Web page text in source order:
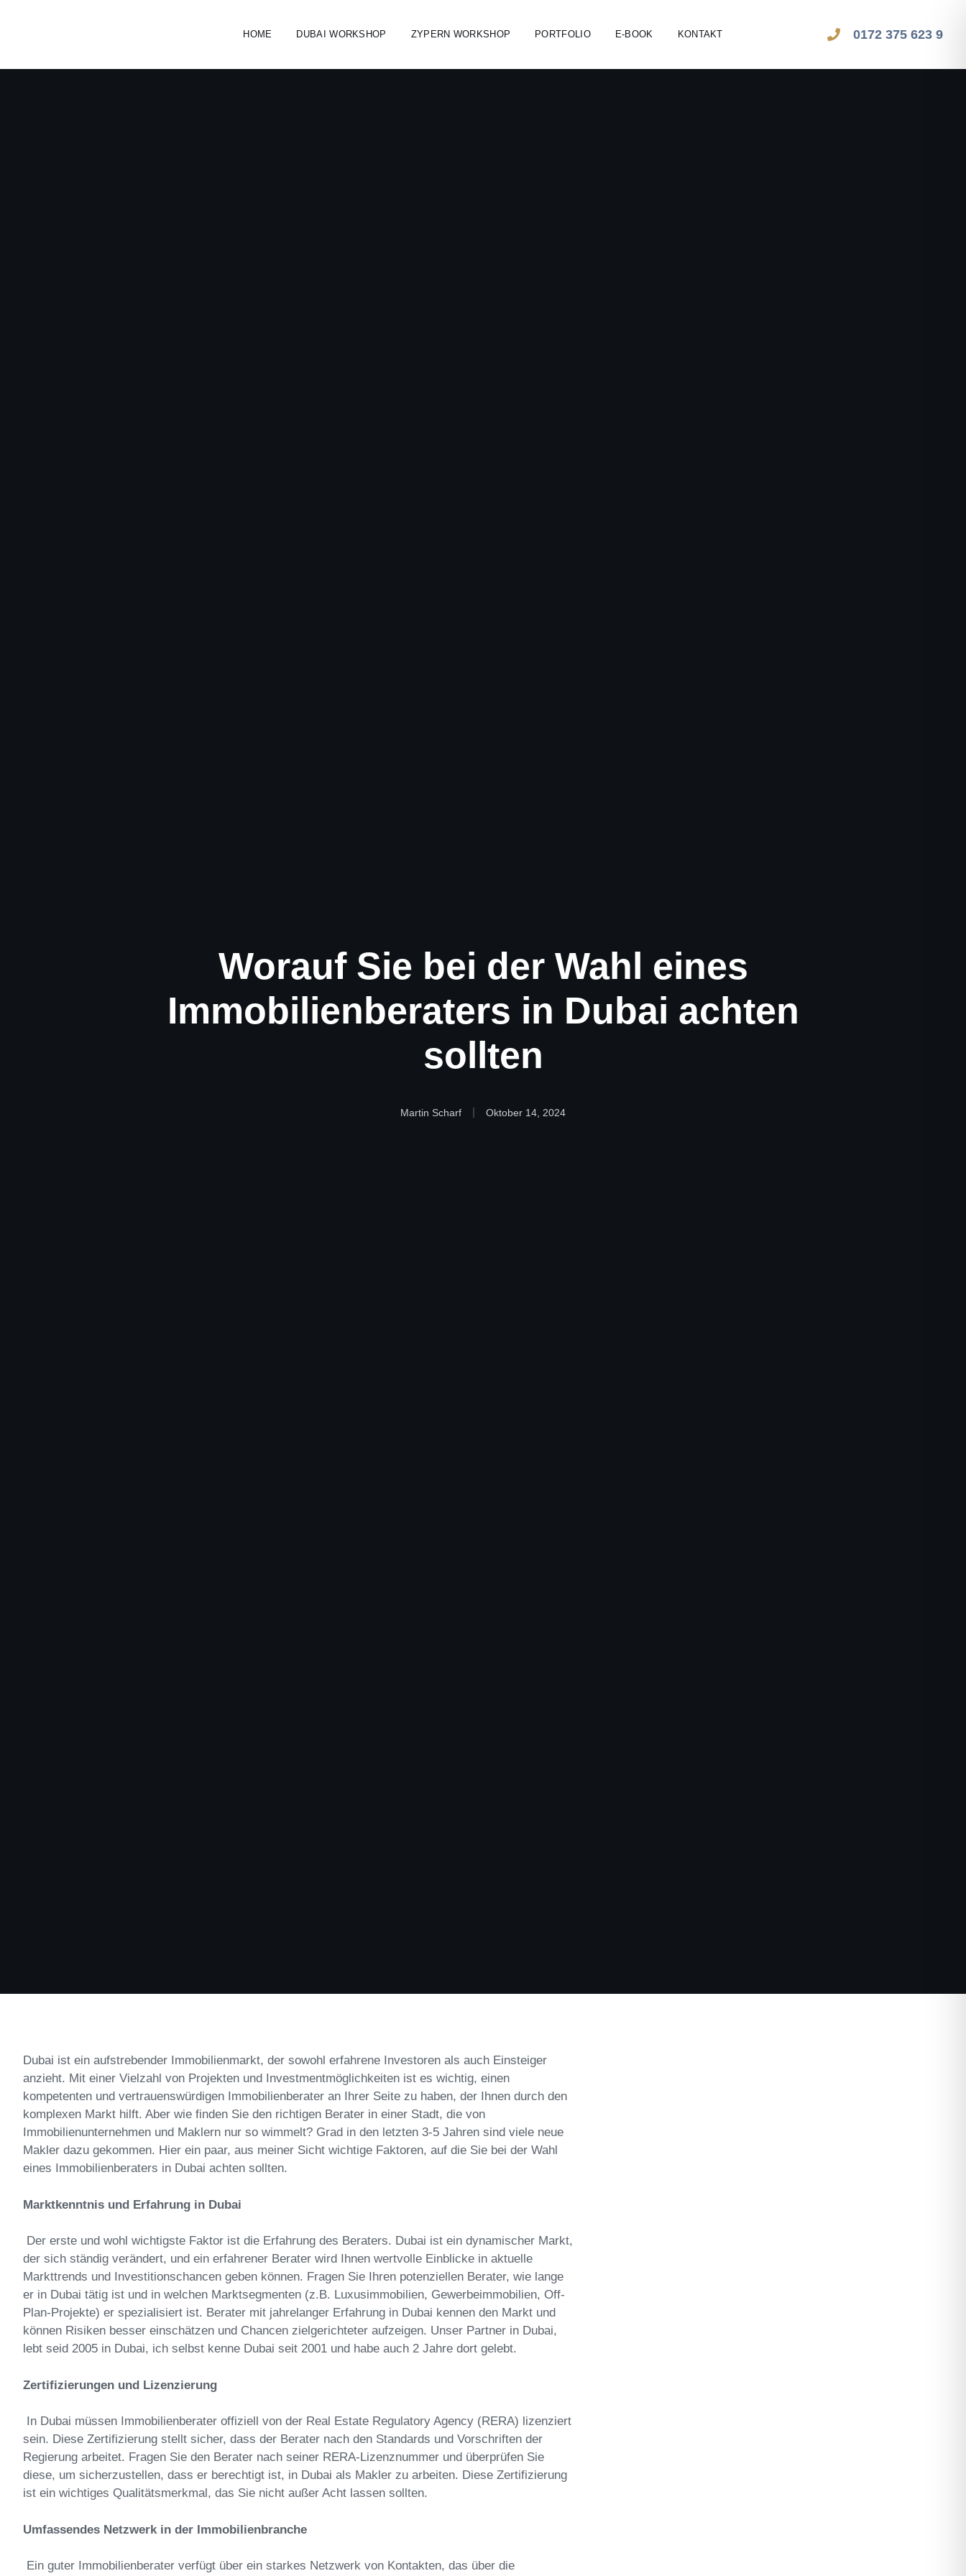
HOME DUBAI WORKSHOP ZYPERN WORKSHOP PORTFOLIO E-BOOK KONTAKT 0172 375 623 9
Worauf Sie bei der Wahl eines
Immobilienberaters in Dubai achten
sollten
Martin Scharf Oktober 14, 2024
Dubai ist ein aufstrebender Immobilienmarkt, der sowohl erfahrene Investoren als auch Einsteiger
anzieht. Mit einer Vielzahl von Projekten und Investmentmöglichkeiten ist es wichtig, einen
kompetenten und vertrauenswürdigen Immobilienberater an Ihrer Seite zu haben, der Ihnen durch den
komplexen Markt hilft. Aber wie finden Sie den richtigen Berater in einer Stadt, die von
Immobilienunternehmen und Maklern nur so wimmelt? Grad in den letzten 3-5 Jahren sind viele neue
Makler dazu gekommen. Hier ein paar, aus meiner Sicht wichtige Faktoren, auf die Sie bei der Wahl
eines Immobilienberaters in Dubai achten sollten.
Marktkenntnis und Erfahrung in Dubai
Der erste und wohl wichtigste Faktor ist die Erfahrung des Beraters. Dubai ist ein dynamischer Markt,
der sich ständig verändert, und ein erfahrener Berater wird Ihnen wertvolle Einblicke in aktuelle
Markttrends und Investitionschancen geben können. Fragen Sie Ihren potenziellen Berater, wie lange
er in Dubai tätig ist und in welchen Marktsegmenten (z.B. Luxusimmobilien, Gewerbeimmobilien, Off-
Plan-Projekte) er spezialisiert ist. Berater mit jahrelanger Erfahrung in Dubai kennen den Markt und
können Risiken besser einschätzen und Chancen zielgerichteter aufzeigen. Unser Partner in Dubai,
lebt seid 2005 in Dubai, ich selbst kenne Dubai seit 2001 und habe auch 2 Jahre dort gelebt.
Zertifizierungen und Lizenzierung
In Dubai müssen Immobilienberater offiziell von der Real Estate Regulatory Agency (RERA) lizenziert
sein. Diese Zertifizierung stellt sicher, dass der Berater nach den Standards und Vorschriften der
Regierung arbeitet. Fragen Sie den Berater nach seiner RERA-Lizenznummer und überprüfen Sie
diese, um sicherzustellen, dass er berechtigt ist, in Dubai als Makler zu arbeiten. Diese Zertifizierung
ist ein wichtiges Qualitätsmerkmal, das Sie nicht außer Acht lassen sollten.
Umfassendes Netzwerk in der Immobilienbranche
Ein guter Immobilienberater verfügt über ein starkes Netzwerk von Kontakten, das über die